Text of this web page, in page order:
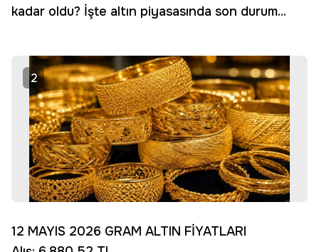
kadar oldu? İşte altın piyasasında son durum...
2
12 MAYIS 2026 GRAM ALTIN FİYATLARI